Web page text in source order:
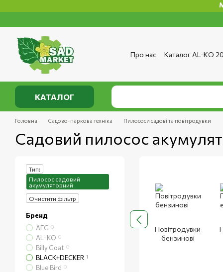
Про нас Каталог AL-KO
Публічний договір
КАТАЛОГ
Головна Садово-паркова техніка Пилососи садові та повітродувки
Садовий пилосос
Повітродувки
бензинові
Тип:
Пилосос садовий
акумуляторний
Очистити фільтр
Бренд
AEG 0
AL-KO 0
Billy Goat 0
BLACK+DECKER 1
Blue Bird 0